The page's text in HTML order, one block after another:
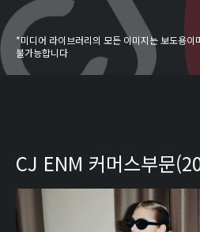
*미디어 라이브러리의 모든 이미지는 보도용이
불가능합니다
CJ ENM 커머스부문